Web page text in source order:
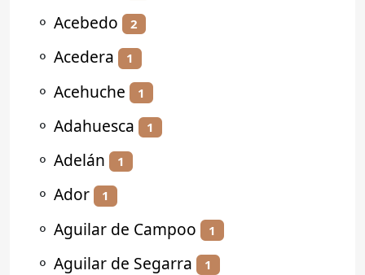
⚬ Acebedo 2
⚬ Acedera 1
⚬ Acehuche 1
⚬ Adahuesca 1
⚬ Adelán 1
⚬ Ador 1
⚬ Aguilar de Campoo 1
⚬ Aguilar de Segarra 1